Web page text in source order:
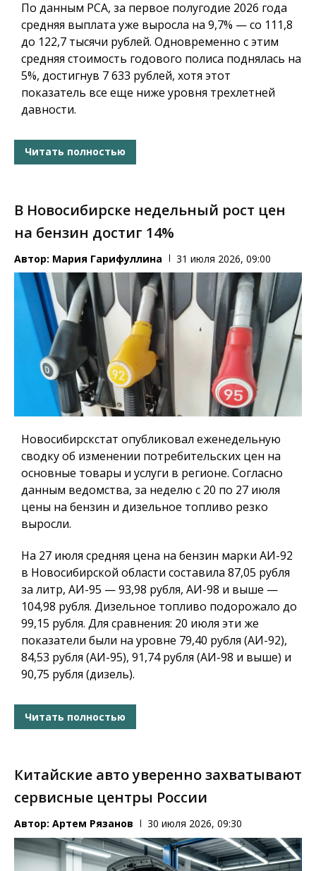
По данным РСА, за первое полугодие 2026 года
средняя выплата уже выросла на 9,7% — со 111,8
до 122,7 тысячи рублей. Одновременно с этим
средняя стоимость годового полиса поднялась на
5%, достигнув 7 633 рублей, хотя этот
показатель все еще ниже уровня трехлетней
давности.
Читать полностью
В Новосибирске недельный рост цен
на бензин достиг 14%
Автор: Мария Гарифуллина 31 июля 2026, 09:00
Новосибирскстат опубликовал еженедельную
сводку об изменении потребительских цен на
основные товары и услуги в регионе. Согласно
данным ведомства, за неделю с 20 по 27 июля
цены на бензин и дизельное топливо резко
выросли.
На 27 июля средняя цена на бензин марки АИ-92
в Новосибирской области составила 87,05 рубля
за литр, АИ-95 — 93,98 рубля, АИ-98 и выше —
104,98 рубля. Дизельное топливо подорожало до
99,15 рубля. Для сравнения: 20 июля эти же
показатели были на уровне 79,40 рубля (АИ-92),
84,53 рубля (АИ-95), 91,74 рубля (АИ-98 и выше) и
90,75 рубля (дизель).
Читать полностью
Китайские авто уверенно захватывают
сервисные центры России
Автор: Артем Рязанов 30 июля 2026, 09:30